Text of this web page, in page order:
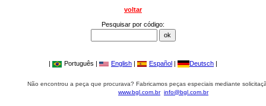
voltar
Pesquisar por código:
| Português | English | Español | Deutsch |
Não encontrou a peça que procurava? Fabricamos peças especiais mediante
www.bgl.com.br info@bgl.com.br